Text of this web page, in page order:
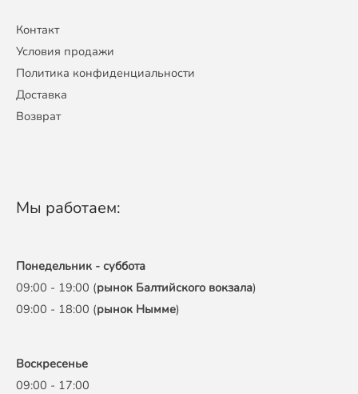
Контакт
Условия продажи
Политика конфиденциальности
Доставка
Возврат
Мы работаем:
Понедельник - суббота
09:00 - 19:00 (рынок Балтийского вокзала)
09:00 - 18:00 (рынок Нымме)
Воскресенье
09:00 - 17:00